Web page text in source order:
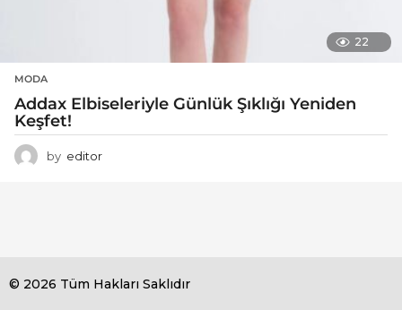
22
MODA
Addax Elbiseleriyle Günlük Şıklığı Yeniden
Keşfet!
by editor
© 2026 Tüm Hakları Saklıdır